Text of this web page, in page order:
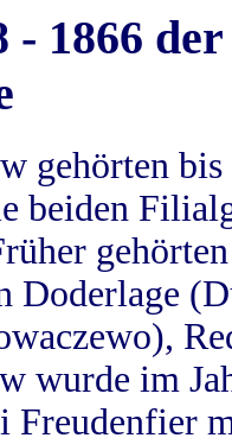
- 1866
gehörten
beiden
Doderlage
wurde im
Freudenfier